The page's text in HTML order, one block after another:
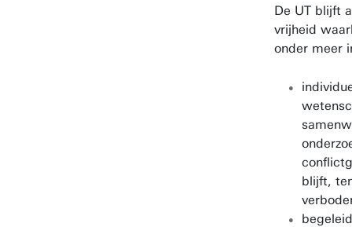
De UT blijft
vrijheid
onder meer
blijft,